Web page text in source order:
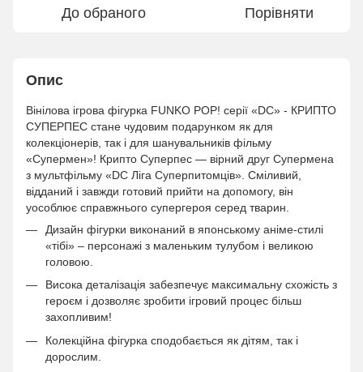
До обраного Порівняти
Опис
Вінілова ігрова фігурка FUNKO POP! серії «DC» - КРИПТО
СУПЕРПЕС стане чудовим подарунком як для
колекціонерів, так і для шанувальників фільму
«Супермен»! Крипто Суперпес — вірний друг Супермена
з мультфільму «DC Ліга Суперпитомців». Сміливий,
відданий і завжди готовий прийти на допомогу, він
уособлює справжнього супергероя серед тварин.
Дизайн фігурки виконаний в японському аніме-стилі
«тібі» – персонажі з маленьким тулубом і великою
головою.
Висока деталізація забезпечує максимальну схожість з
героєм і дозволяє зробити ігровий процес більш
захопливим!
Колекційна фігурка сподобається як дітям, так і
дорослим.